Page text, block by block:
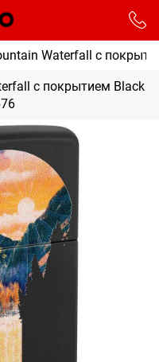
Waterfall с
с покрытием Black
доставки